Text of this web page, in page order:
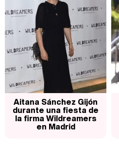
Aitana Sánchez Gijón
durante una fiesta de
la firma Wildreamers
en Madrid